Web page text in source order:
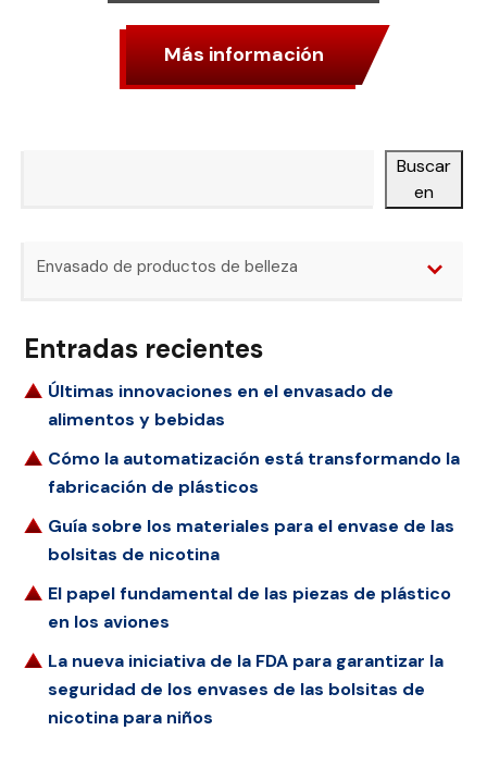
Más información
Buscar
en
Envasado de productos de belleza
Entradas recientes
Últimas innovaciones en el envasado de
alimentos y bebidas
Cómo la automatización está transformando la
fabricación de plásticos
Guía sobre los materiales para el envase de las
bolsitas de nicotina
El papel fundamental de las piezas de plástico
en los aviones
La nueva iniciativa de la FDA para garantizar la
seguridad de los envases de las bolsitas de
nicotina para niños